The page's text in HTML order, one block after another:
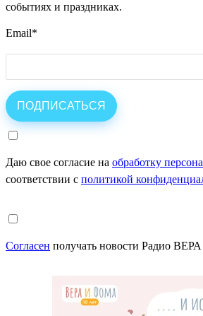
событиях и праздниках.
Email*
Даю свое согласие на обработку
соответствии с политикой
Согласен получать новости Радио ВЕРА